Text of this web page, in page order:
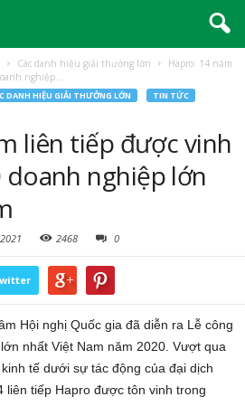
Các danh hiệu giải thưởng lớn
Hapro: 14 năm
nghiệp...
DANH HIỆU GIẢI THƯỞNG LỚN
TIN TỨC
liên tiếp được vinh
nghiệp lớn
2468 0
Hội nghị Quốc gia đã diễn ra Lễ công
nhất Việt Nam năm 2020. Vượt qua
tế dưới sự tác động của đại dịch
liên tiếp Hapro được tôn vinh trong